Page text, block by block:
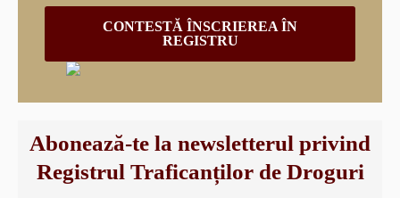
CONTESTĂ ÎNSCRIEREA ÎN
REGISTRU
Abonează-te la newsletterul privind
Registrul Traficanților de Droguri